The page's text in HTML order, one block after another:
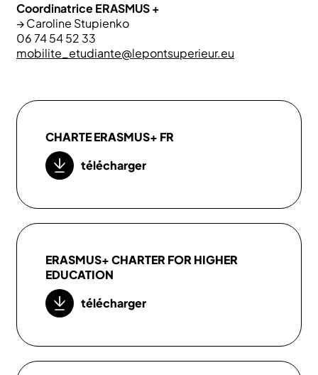
Coordinatrice ERASMUS +
→ Caroline Stupienko
06 74 54 52 33
mobilite_etudiante@lepontsuperieur.eu
CHARTE ERASMUS+ FR
télécharger
ERASMUS+ CHARTER FOR HIGHER
EDUCATION
télécharger